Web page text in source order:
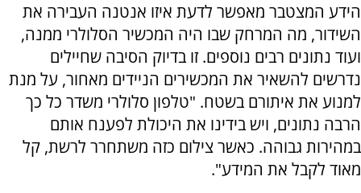
הידע המצטבר מאפשר לדעת איזו אנטנה העבירה את
השידור, מה המרחק שבו היה המכשיר הסלולרי ממנה,
ועוד נתונים רבים נוספים. זו בדיוק הסיבה שחיילים
נדרשים להשאיר את המכשירים הניידים מאחור, על מנת
למנוע את איתורם בשטח. "טלפון סלולרי משדר כל כך
הרבה נתונים, ויש בידינו את היכולת לפענח אותם
במהירות גבוהה. כאשר צילום כזה משתחרר לרשת, קל
מאוד לקבל את המידע".